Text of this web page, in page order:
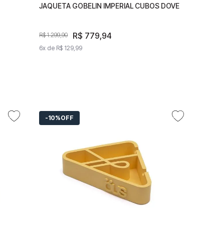
JAQUETA GOBELIN IMPERIAL CUBOS DOVE
R$ 1.299,90 R$ 779,94
6x de R$ 129,99
JAQUETA GOBELIN IMPERIAL CUBOS
R$ 1.299 90 R$ 779,
6x deR$ 129
10%OFF